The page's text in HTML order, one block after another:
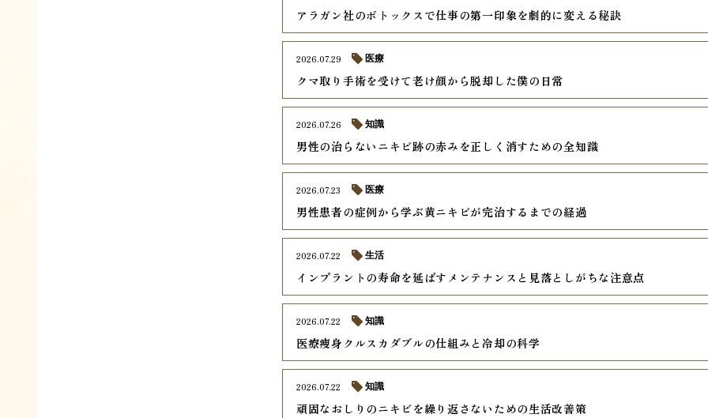
アラガン社のボトックスで仕事の第一印象を劇的に変える秘訣
クマ取り手術を受けて老け顔から脱却した僕の日常
2026.07.29 医療
男性の治らないニキビ跡の赤みを正しく消すための全知識
2026.07.26 知識
男性患者の症例から学ぶ黄ニキビが完治するまでの経過
2026.07.23 医療
インプラントの寿命を延ばすメンテナンスと見落としがちな注意点
2026.07.22 生活
医療痩身クルスカダブルの仕組みと冷却の科学
2026.07.22 知識
頑固なおしりのニキビを繰り返さないための生活改善策
2026.07.22 知識